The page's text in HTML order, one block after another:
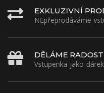
EXKLUZIVNÍ
NEpřeprodáváme
DĚLÁME RADOST
Vstupenka jako dárek